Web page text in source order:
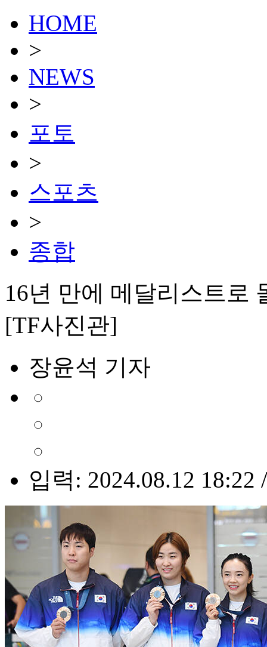
HOME
>
NEWS
>
포토
>
스포츠
>
종합
16년 만에 메달리스트로
[TF사진관]
장윤석 기자
입력: 2024.08.12 18:22